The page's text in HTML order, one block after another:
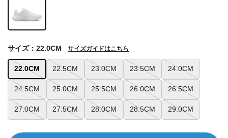
22.0CM 22.5CM 23.0CM 23.5CM 24.0CM
24.5CM 25.0CM 25.5CM 26.0CM 26.5CM
27.0CM 27.5CM 28.0CM 28.5CM 29.0CM
サイズ：22.0CM サイズガイドはこちら